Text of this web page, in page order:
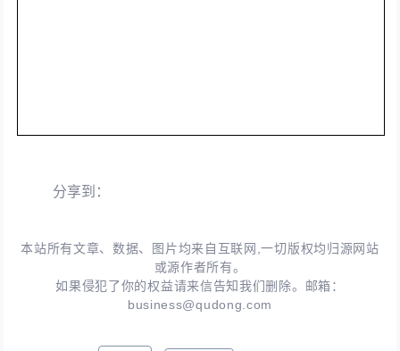
分享到：
本站所有文章、数据、图片均来自互联网,一切版权均归源网站
或源作者所有。
如果侵犯了你的权益请来信告知我们删除。邮箱：
business@qudong.com